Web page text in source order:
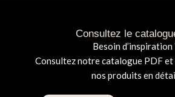
Consultez le
Besoin d’inspiration
Consultez notre catalogue PDF
nos produits en